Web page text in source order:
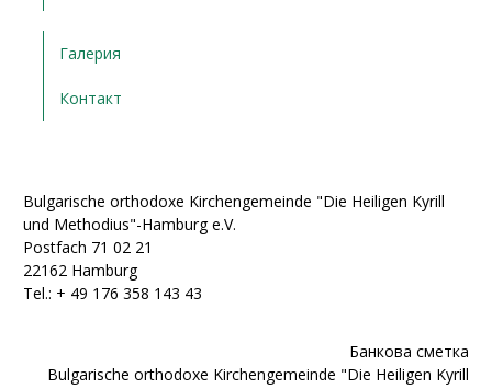
Галерия
Контакт
Bulgarische orthodoxe Kirchengemeinde "Die Heiligen Kyrill
und Methodius"-Hamburg e.V.
Postfach 71 02 21
22162 Hamburg
Tel.: + ‭49 176 358 143 43‬
Банкова сметка
Bulgarische orthodoxe Kirchengemeinde "Die Heiligen Kyrill